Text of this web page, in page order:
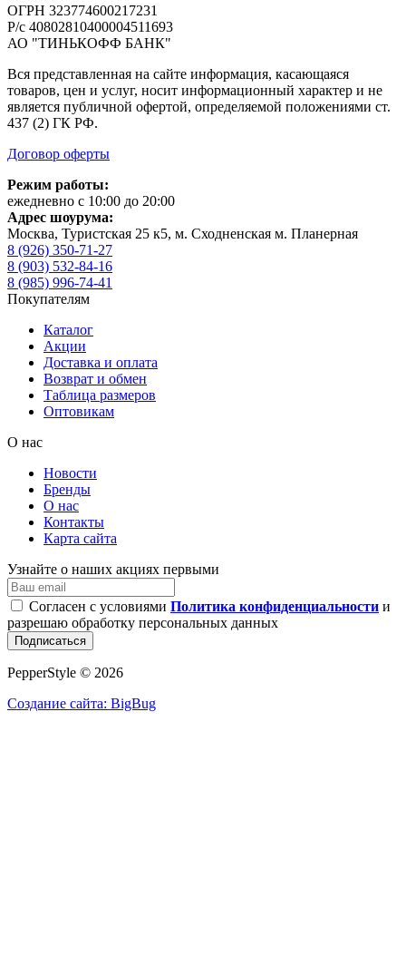
ОГРН 323774600217231
Р/с 40802810400004511693
АО "ТИНЬКОФФ БАНК"
Вся представленная на сайте информация, касающаяся
товаров, цен и услуг, носит информационный характер и не
является публичной офертой, определяемой положениями ст.
437 (2) ГК РФ.
Договор оферты
Режим работы:
ежедневно с 10:00 до 20:00
Адрес шоурума:
Москва, Туристская 25 к5, м. Сходненская м. Планерная
8 (926) 350-71-27
8 (903) 532-84-16
8 (985) 996-74-41
Покупателям
Каталог
Акции
Доставка и оплата
Возврат и обмен
Таблица размеров
Оптовикам
О нас
Новости
Бренды
О нас
Контакты
Карта сайта
Узнайте о наших акциях первыми
Согласен с условиями Политика конфиденциальности и
разрешаю обработку персональных данных
Подписаться
PepperStyle © 2026
Создание сайта: BigBug